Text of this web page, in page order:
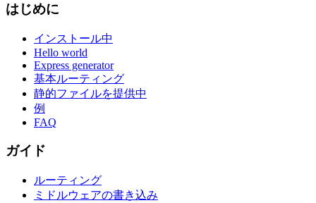
はじめに
インストール中
Hello world
Express generator
基本ルーティング
静的ファイルを提供中
例
FAQ
ガイド
ルーティング
ミドルウェアの書き込み